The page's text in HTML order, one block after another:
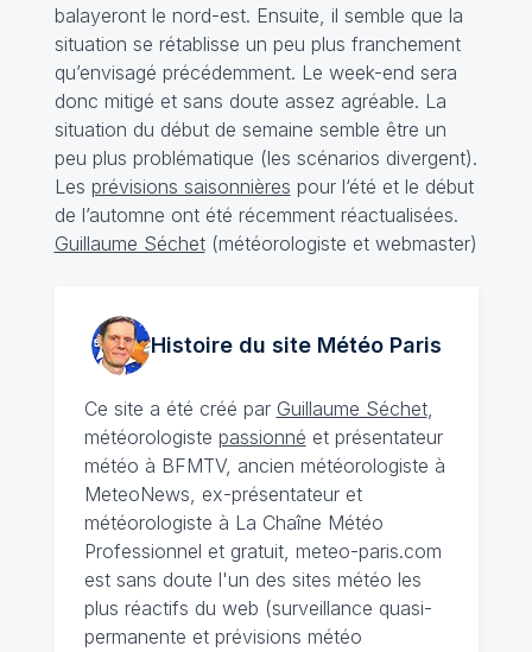
balayeront le nord-est. Ensuite, il semble que la
situation se rétablisse un peu plus franchement
qu’envisagé précédemment. Le week-end sera
donc mitigé et sans doute assez agréable. La
situation du début de semaine semble être un
peu plus problématique (les scénarios divergent).
Les prévisions saisonnières pour l‘été et le début
de l’automne ont été récemment réactualisées.
Guillaume Séchet(météorologiste et webmaster)
Histoire du site MétéoParis
Ce site a été créé par Guillaume Séchet,
météorologiste passionné et présentateur
météo à BFMTV, ancien météorologiste à
MeteoNews, ex-présentateur et
météorologiste à La Chaîne Météo
Professionnel et gratuit, meteo-paris.com
est sans doute l'un des sites météo les
plus réactifs du web (surveillance quasi-
permanente et prévisions météo